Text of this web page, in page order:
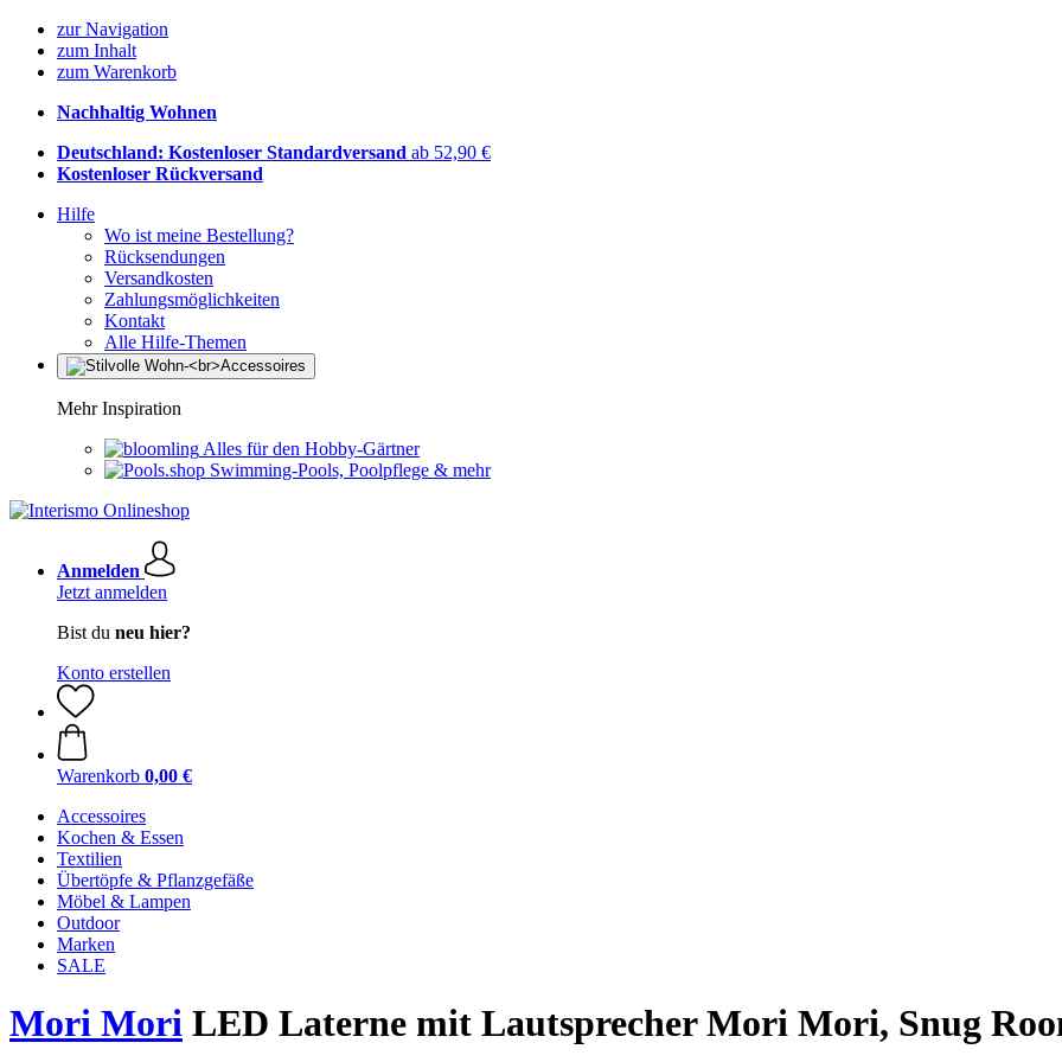
zur Navigation
zum Inhalt
zum Warenkorb
Nachhaltig Wohnen
Deutschland: Kostenloser Standardversand ab 52,90 €
Kostenloser Rückversand
Hilfe
Wo ist meine Bestellung?
Rücksendungen
Versandkosten
Zahlungsmöglichkeiten
Kontakt
Alle Hilfe-Themen
Mehr Inspiration
Alles für den Hobby-Gärtner
Swimming-Pools, Poolpflege & mehr
Anmelden
Jetzt anmelden
Bist du neu hier?
Konto erstellen
Warenkorb 0,00 €
Accessoires
Kochen & Essen
Textilien
Übertöpfe & Pflanzgefäße
Möbel & Lampen
Outdoor
Marken
SALE
Mori Mori LED Laterne mit Lautsprecher Mori Mori, Snug